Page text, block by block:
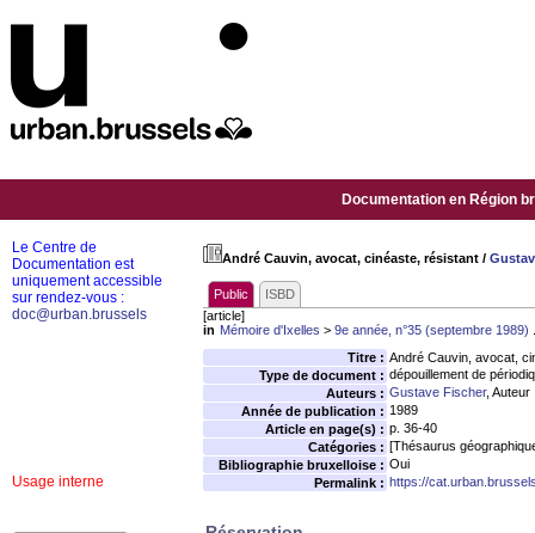
Documentation en Région
André Cauvin, avocat, cinéaste, résistant /
Public
ISBD
[article]
in Mémoire d'Ixelles > 9e année, n°35 (septembre 1989)
Titre : André Cauvin, avocat,
Type de document : dépouillement de
Auteurs : Gustave Fischer, Auteur
Année de publication : 1989
Article en page(s) : p. 36-40
Catégories : [Thésaurus
Bibliographie bruxelloise : Oui
Permalink : https://
Le Centre de
Documentation est
uniquement accessible
sur rendez-vous :
doc@urban.brussels
Usage interne